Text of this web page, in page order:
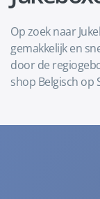
Op zoek naar
gemakkelijk en
door de
shop Belgisch op